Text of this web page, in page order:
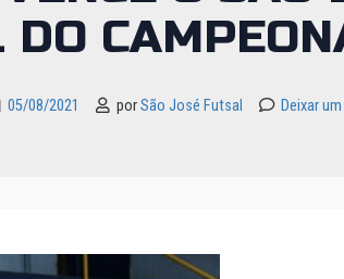
05/08/2021 porSão José Futsal Deixar